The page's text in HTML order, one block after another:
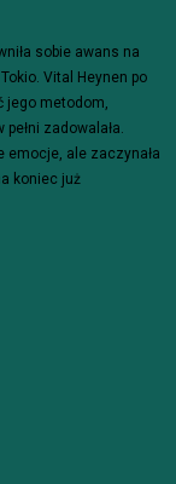
sobie awans na
Vital Heynen po
jego metodom,
zadowalała.
emocje, ale zaczynała
koniec już